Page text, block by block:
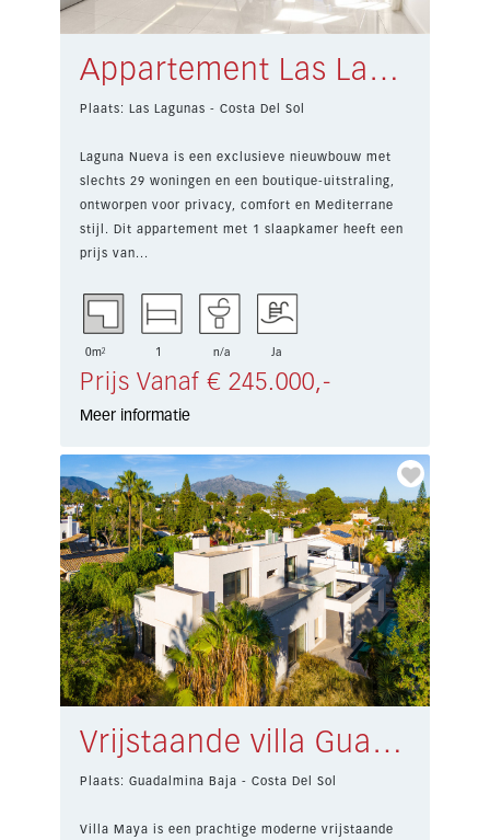
Appartement Las Lagunas € 245.000,-
Plaats: Las Lagunas - Costa Del Sol
Laguna Nueva is een exclusieve nieuwbouw met
slechts 29 woningen en een boutique-uitstraling,
ontworpen voor privacy, comfort en Mediterrane
stijl. Dit appartement met 1 slaapkamer heeft een
prijs van...
0m² 1 n/a Ja
Prijs Vanaf € 245.000,-
Meer informatie
Vrijstaande villa Guadalmina Baja € 4.800.000,-
Plaats: Guadalmina Baja - Costa Del Sol
Villa Maya is een prachtige moderne vrijstaande